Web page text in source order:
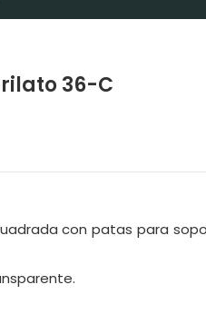
36-C
con patas para